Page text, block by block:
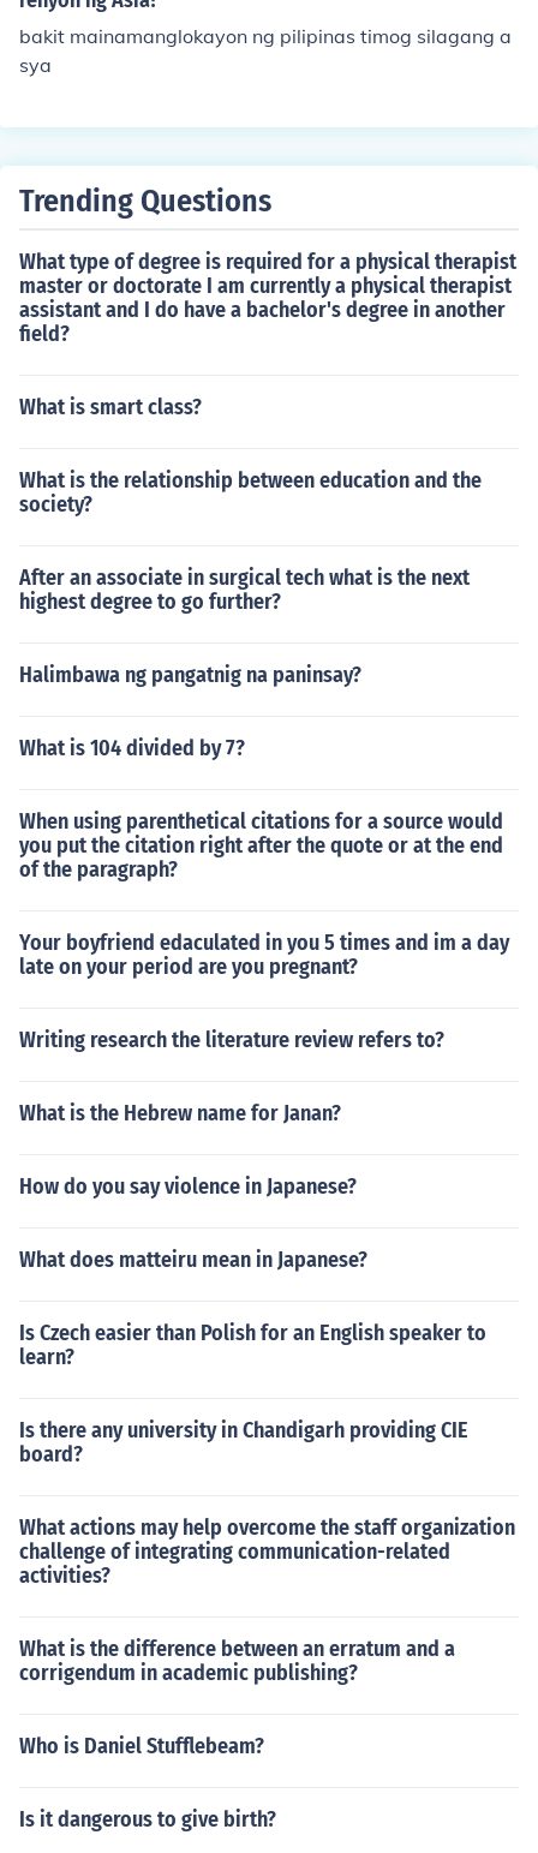
bakit mainamanglokayon ng pilipinas timog silagang a
sya
Trending Questions
What type of degree is required for a physical therapist
master or doctorate I am currently a physical therapist
assistant and I do have a bachelor's degree in another
field?
What is smart class?
What is the relationship between education and the
society?
After an associate in surgical tech what is the next
highest degree to go further?
Halimbawa ng pangatnig na paninsay?
What is 104 divided by 7?
When using parenthetical citations for a source would
you put the citation right after the quote or at the end
of the paragraph?
Your boyfriend edaculated in you 5 times and im a day
late on your period are you pregnant?
Writing research the literature review refers to?
What is the Hebrew name for Janan?
How do you say violence in Japanese?
What does matteiru mean in Japanese?
Is Czech easier than Polish for an English speaker to
learn?
Is there any university in Chandigarh providing CIE
board?
What actions may help overcome the staff organization
challenge of integrating communication-related
activities?
What is the difference between an erratum and a
corrigendum in academic publishing?
Who is Daniel Stufflebeam?
Is it dangerous to give birth?